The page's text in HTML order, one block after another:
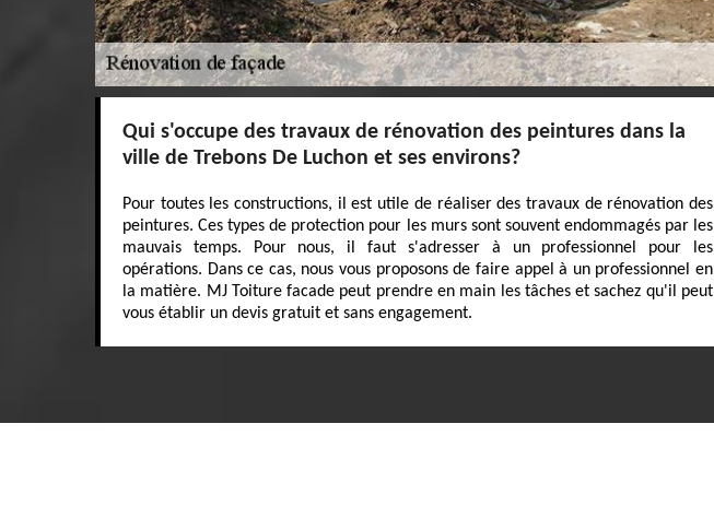
Qui s'occupe des travaux de rénovation des peintures dans la
ville de Trebons De Luchon et ses environs?
Pour toutes les constructions, il est utile de réaliser des travaux de rénovation des
peintures. Ces types de protection pour les murs sont souvent endommagés par les
mauvais temps. Pour nous, il faut s'adresser à un professionnel pour les
opérations. Dans ce cas, nous vous proposons de faire appel à un professionnel en
la matière. MJ Toiture facade peut prendre en main les tâches et sachez qu'il peut
vous établir un devis gratuit et sans engagement.